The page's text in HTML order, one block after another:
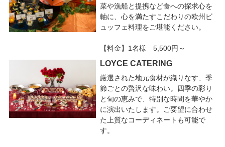
菜や漁船と提携など食への探求心を
軸に、心を満たすこだわりの欧州ビ
ュッフェ料理をご堪能ください。
【料金】1名様 5,500円～
LOYCE CATERING
厳選された地元食材が織りなす、季
節ごとの贅沢な味わい。四季の彩り
と旬の恵みで、特別な時間を華やか
に演出いたします。ご要望に合わせ
た上質なコーディネートも可能で
す。